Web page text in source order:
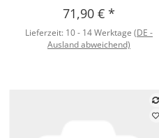
71,90 €*
Lieferzeit: 10 - 14 Werktage(DE -
Ausland abweichend)